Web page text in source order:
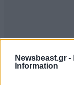
Newsbeast.gr -
Information